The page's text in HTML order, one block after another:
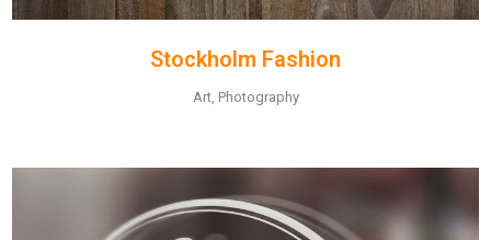
Stockholm Fashion
Art, Photography